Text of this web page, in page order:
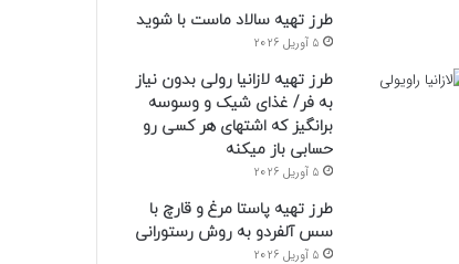
طرز تهیه سالاد ماست با شوید
5 آوریل 2026
طرز تهیه لازانیا رولی بدون نیاز
به فر/ غذای شیک و وسوسه
برانگیز که اشتهای هر کسی رو
حسابی باز میکنه
5 آوریل 2026
طرز تهیه پاستا مرغ و قارچ با
سس آلفردو به روش رستورانی
5 آوریل 2026